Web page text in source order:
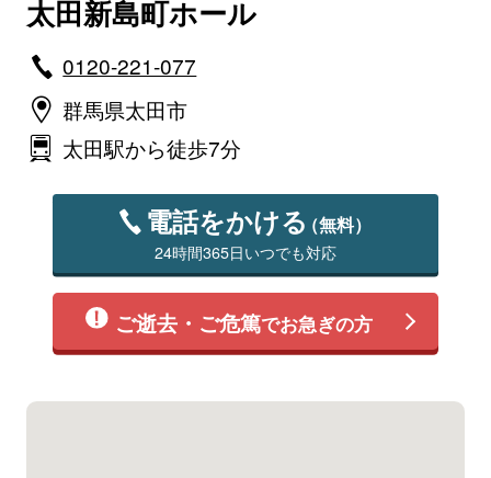
太田新島町ホール
0120-221-077
群馬県太田市
太田駅から徒歩7分
電話をかける（無料）
24時間365日いつでも対応
ご逝去・ご危篤でお急ぎの方